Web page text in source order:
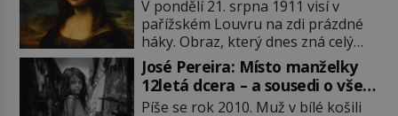
na 19 vraždách, vydírání a lichvy. A
samozřejmě, krom toho je ještě
drogový dealer, který neváhá
odstranit z cesty všechny práskače,
zatímco […]
V pondělí 21. srpna 1911 visí v
pařížském Louvru na zdi prázdné
háky. Obraz, který dnes zná celý
svět, je pryč. Zpočátku si nikdo
nemyslí, že jde o krádež.
Zaměstnanci jsou přesvědčeni, že
José Pereira: Místo manželky
12letá dcera – a sousedi o všem
vědí!
Píše se rok 2010. Muž v bílé košili